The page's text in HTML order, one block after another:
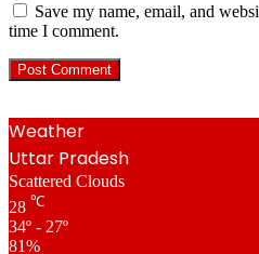
Save my name, email, and
time I comment.
Weather
Uttar Pradesh
Scattered Clouds
28 ℃
34º - 27º
81%